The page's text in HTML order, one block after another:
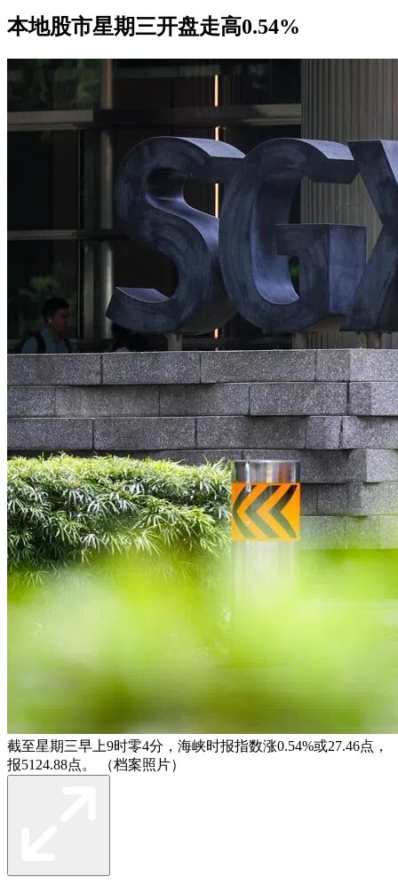
本地股市星期三开盘走高0.54%
截至星期三早上9时零4分，海峡时报指数涨0.54%或27.46点，
报5124.88点。 （档案照片）